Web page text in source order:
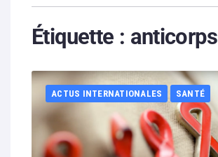
Contenus litigieux
Boutique
Partenaires
Étiquette : anticorps
ACTUS INTERNATIONALES SANTÉ